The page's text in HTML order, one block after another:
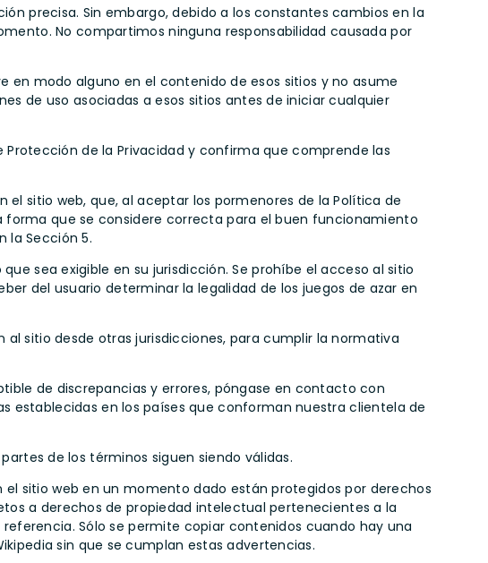
precisa. Sin embargo, debido a los constantes cambios en la
No compartimos ninguna responsabilidad causada por
en modo alguno en el contenido de esos sitios y no asume
de uso asociadas a esos sitios antes de iniciar cualquier
de la Privacidad y confirma que comprende las
sitio web, que, al aceptar los pormenores de la Política de
que se considere correcta para el buen funcionamiento
la Sección 5.
sea exigible en su jurisdicción. Se prohíbe el acceso al sitio
del usuario determinar la legalidad de los juegos de azar en
al sitio desde otras jurisdicciones, para cumplir la normativa
de discrepancias y errores, póngase en contacto con
establecidas en los países que conforman nuestra clientela de
de los términos siguen siendo válidas.
el sitio web en un momento dado están protegidos por derechos
a derechos de propiedad intelectual pertenecientes a la
Sólo se permite copiar contenidos cuando hay una
sin que se cumplan estas advertencias.